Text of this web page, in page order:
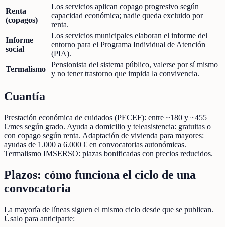
Renta
(copagos)
Los servicios aplican copago progresivo según
capacidad económica; nadie queda excluido por
renta.
Informe
social
Los servicios municipales elaboran el informe del
entorno para el Programa Individual de Atención
(PIA).
Termalismo
Pensionista del sistema público, valerse por sí mismo
y no tener trastorno que impida la convivencia.
Cuantía
Prestación económica de cuidados (PECEF): entre ~180 y ~455
€/mes según grado. Ayuda a domicilio y teleasistencia: gratuitas o
con copago según renta. Adaptación de vivienda para mayores:
ayudas de 1.000 a 6.000 € en convocatorias autonómicas.
Termalismo IMSERSO: plazas bonificadas con precios reducidos.
Plazos: cómo funciona el ciclo de una
convocatoria
La mayoría de líneas siguen el mismo ciclo desde que se publican.
Úsalo para anticiparte: